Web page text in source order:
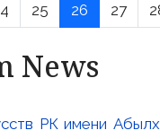
25 26 27
News